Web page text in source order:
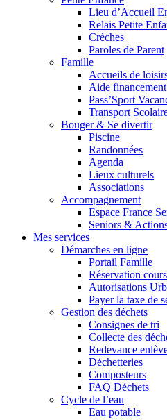
Lieu d’Accueil
Relais Petite
Crèches
Paroles de Parent
Famille
Accueils de
Aide
Pass’Sport
Transport
Bouger & Se divertir
Piscine
Randonnées
Agenda
Lieux culturels
Associations
Accompagnement
Espace France
Seniors &
Mes services
Démarches en ligne
Portail Famille
Réservation
Autorisations
Payer la taxe de
Gestion des déchets
Consignes de tri
Collecte des
Redevance
Déchetteries
Composteurs
FAQ Déchets
Cycle de l’eau
Eau potable